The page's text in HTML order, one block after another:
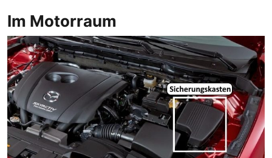
Im Motorraum